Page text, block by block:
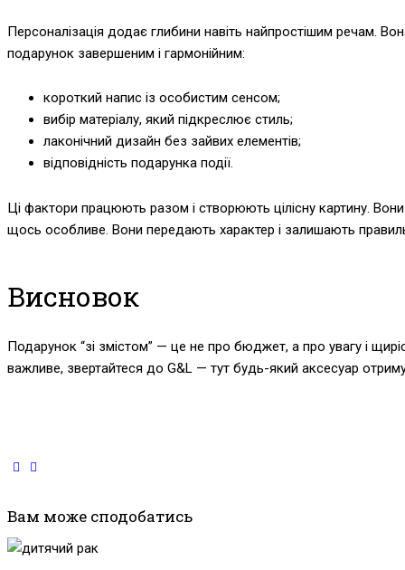
Персоналізація додає глибини навіть найпростішим речам.
подарунок завершеним і гармонійним:
короткий напис із особистим сенсом;
вибір матеріалу, який підкреслює стиль;
лаконічний дизайн без зайвих елементів;
відповідність подарунка події.
Ці фактори працюють разом і створюють цілісну картину.
щось особливе. Вони передають характер і залишають
Висновок
Подарунок “зі змістом” — це не про бюджет, а про увагу і
важливе, звертайтеся до G&L — тут будь-який аксесуар
Вам може сподобатись